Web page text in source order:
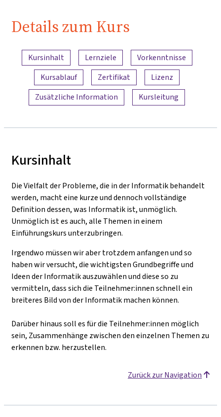
Details zum Kurs
Inhaltsübersicht
Kursinhalt Lernziele
Vorkenntnisse
Kursablauf
Zertifikat
Lizenz
Zusätzliche Information
Kursleitung
Kursinhalt
Die Vielfalt der Probleme, die in der Informatik behandelt
werden, macht eine kurze und dennoch vollständige
Definition dessen, was Informatik ist, unmöglich.
Unmöglich ist es auch, alle Themen in einem
Einführungskurs unterzubringen.
Irgendwo müssen wir aber trotzdem anfangen und so
haben wir versucht,die wichtigsten Grundbegriffe und
Ideen der Informatik auszuwählen und diese so zu
vermitteln, dass sich die Teilnehmer:innen schnell ein
breiteres Bild von der Informatik machen können.
Darüber hinaus soll es für die Teilnehmer:innen möglich
sein, Zusammenhänge zwischen den einzelnen Themen zu
erkennen bzw. herzustellen.
Zurück zur Navigation